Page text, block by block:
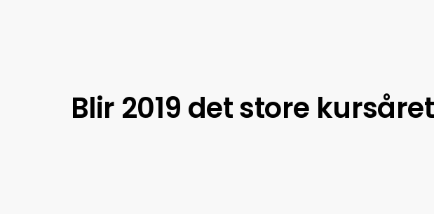
Blir 2019 det store